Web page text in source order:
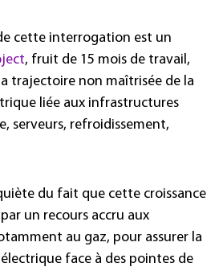
cette interrogation est un
, fruit de 15 mois de travail,
trajectoire non maîtrisée de la
liée aux infrastructures
serveurs, refroidissement,
du fait que cette croissance
un recours accru aux
au gaz, pour assurer la
face à des pointes de